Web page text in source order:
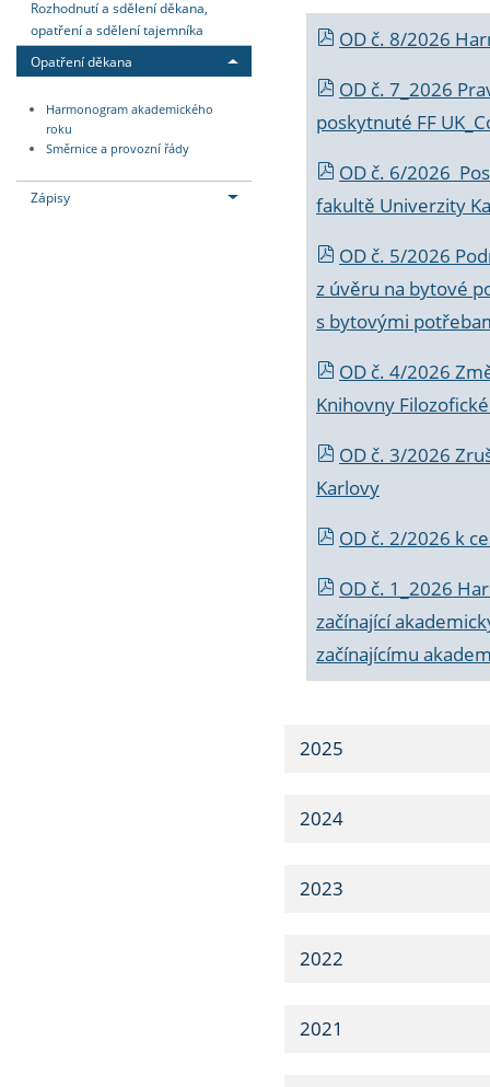
Rozhodnutí a sdělení děkana,
opatření a sdělení tajemníka
Opatření děkana
Harmonogram akademického
roku
Směrnice a provozní řády
Zápisy
OD č. 8/2026
OD č. 7_2026
poskytnuté FF
OD č. 6/2026
fakultě Univerzity
OD č. 5/2026
z úvěru na bytové
s bytovými
OD č. 4/2026
Knihovny
OD č. 3/2026
Karlovy
OD č. 2/2026 k
OD č. 1_2026
začínající
začínajícímu
2025
2024
2023
2022
2021